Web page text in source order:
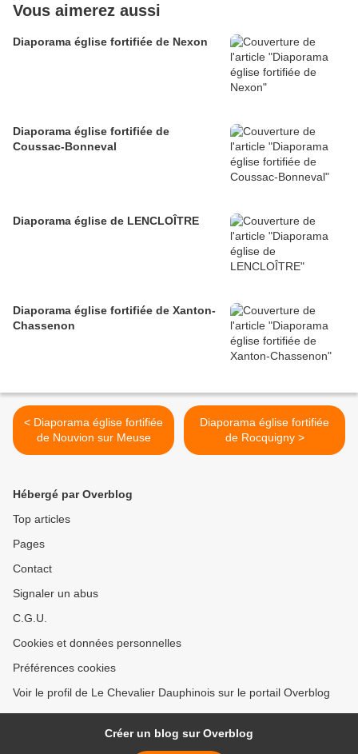
Vous aimerez aussi
Diaporama église fortifiée de Nexon
Diaporama église fortifiée de
Coussac-Bonneval
Diaporama église de LENCLOÎTRE
Diaporama église fortifiée de Xanton-
Chassenon
< Diaporama église fortifiée
de Nouvion sur Meuse
Diaporama église fortifiée
de Rocquigny >
Hébergé par Overblog
Top articles
Pages
Contact
Signaler un abus
C.G.U.
Cookies et données personnelles
Préférences cookies
Voir le profil de Le Chevalier Dauphinois sur le portail Overblog
Créer un blog sur Overblog